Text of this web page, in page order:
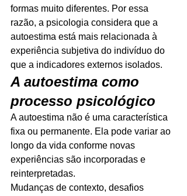
formas muito diferentes. Por essa
razão, a psicologia considera que a
autoestima está mais relacionada à
experiência subjetiva do indivíduo do
que a indicadores externos isolados.
A autoestima como
processo psicológico
A autoestima não é uma característica
fixa ou permanente. Ela pode variar ao
longo da vida conforme novas
experiências são incorporadas e
reinterpretadas.
Mudanças de contexto, desafios